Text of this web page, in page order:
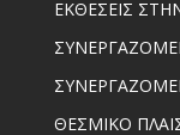
ΕΚΘΕΣΕΙΣ
ΘΕΣΜΙΚΟ